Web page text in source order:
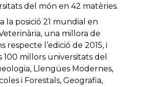
del món en 42 matèries.
la posició 21 mundial en
una millora de
respecte l’edició de 2015, i
100 millors universitats del
Llengües Modernes,
i Forestals, Geografia,